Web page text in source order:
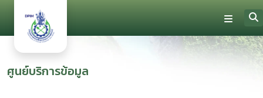
ศูนย์บริการข้อมูล